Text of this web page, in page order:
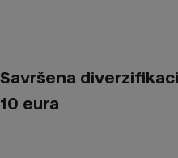
Savršena
10 eura